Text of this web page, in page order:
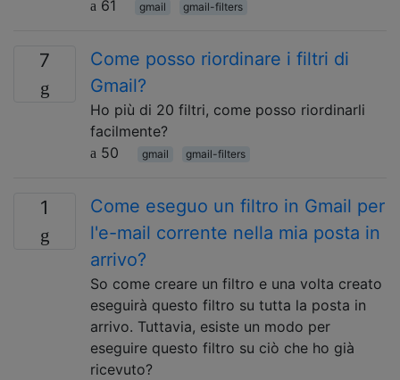
61
gmail gmail-filters
7
Come posso riordinare i filtri di
Gmail?
Ho più di 20 filtri, come posso riordinarli
facilmente?
50
gmail gmail-filters
1
Come eseguo un filtro in Gmail per
l'e-mail corrente nella mia posta in
arrivo?
So come creare un filtro e una volta creato
eseguirà questo filtro su tutta la posta in
arrivo. Tuttavia, esiste un modo per
eseguire questo filtro su ciò che ho già
ricevuto?